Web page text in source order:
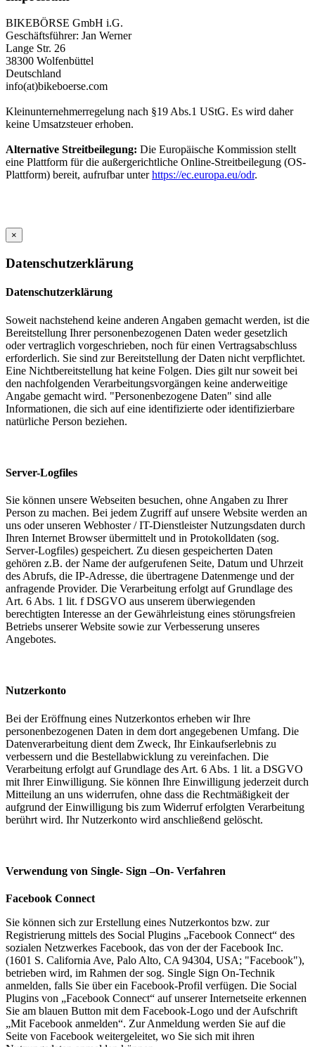
BIKEBÖRSE GmbH i.G.
Geschäftsführer: Jan Werner
Lange Str. 26
38300 Wolfenbüttel
Deutschland
info(at)bikeboerse.com
Kleinunternehmerregelung nach §19 Abs.1 UStG. Es wird daher
keine Umsatzsteuer erhoben.
Alternative Streitbeilegung: Die Europäische Kommission stellt
eine Plattform für die außergerichtliche Online-Streitbeilegung (OS-
Plattform) bereit, aufrufbar unterhttps://ec.europa.eu/odr.
×
Datenschutzerklärung
Datenschutzerklärung
Soweit nachstehend keine anderen Angaben gemacht werden, ist die
Bereitstellung Ihrer personenbezogenen Daten weder gesetzlich
oder vertraglich vorgeschrieben, noch für einen Vertragsabschluss
erforderlich. Sie sind zur Bereitstellung der Daten nicht verpflichtet.
Eine Nichtbereitstellung hat keine Folgen. Dies gilt nur soweit bei
den nachfolgenden Verarbeitungsvorgängen keine anderweitige
Angabe gemacht wird. "Personenbezogene Daten" sind alle
Informationen, die sich auf eine identifizierte oder identifizierbare
natürliche Person beziehen.
Server-Logfiles
Sie können unsere Webseiten besuchen, ohne Angaben zu Ihrer
Person zu machen. Bei jedem Zugriff auf unsere Website werden an
uns oder unseren Webhoster / IT-Dienstleister Nutzungsdaten durch
Ihren Internet Browser übermittelt und in Protokolldaten (sog.
Server-Logfiles) gespeichert. Zu diesen gespeicherten Daten
gehören z.B. der Name der aufgerufenen Seite, Datum und Uhrzeit
des Abrufs, die IP-Adresse, die übertragene Datenmenge und der
anfragende Provider. Die Verarbeitung erfolgt auf Grundlage des
Art. 6 Abs. 1 lit. f DSGVO aus unserem überwiegenden
berechtigten Interesse an der Gewährleistung eines störungsfreien
Betriebs unserer Website sowie zur Verbesserung unseres
Angebotes.
Nutzerkonto
Bei der Eröffnung eines Nutzerkontos erheben wir Ihre
personenbezogenen Daten in dem dort angegebenen Umfang. Die
Datenverarbeitung dient dem Zweck, Ihr Einkaufserlebnis zu
verbessern und die Bestellabwicklung zu vereinfachen. Die
Verarbeitung erfolgt auf Grundlage des Art. 6 Abs. 1 lit. a DSGVO
mit Ihrer Einwilligung. Sie können Ihre Einwilligung jederzeit durch
Mitteilung an uns widerrufen, ohne dass die Rechtmäßigkeit der
aufgrund der Einwilligung bis zum Widerruf erfolgten Verarbeitung
berührt wird. Ihr Nutzerkonto wird anschließend gelöscht.
Verwendung von Single- Sign –On- Verfahren
Facebook Connect
Sie können sich zur Erstellung eines Nutzerkontos bzw. zur
Registrierung mittels des Social Plugins „Facebook Connect“ des
sozialen Netzwerkes Facebook, das von der der Facebook Inc.
(1601 S. California Ave, Palo Alto, CA 94304, USA; "Facebook"),
betrieben wird, im Rahmen der sog. Single Sign On-Technik
anmelden, falls Sie über ein Facebook-Profil verfügen. Die Social
Plugins von „Facebook Connect“ auf unserer Internetseite erkennen
Sie am blauen Button mit dem Facebook-Logo und der Aufschrift
„Mit Facebook anmelden“. Zur Anmeldung werden Sie auf die
Seite von Facebook weitergeleitet, wo Sie sich mit ihren